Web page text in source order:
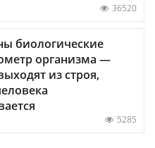
36520
биологические
организма —
из строя,
5285